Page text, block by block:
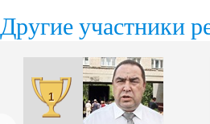
Другие участники
1